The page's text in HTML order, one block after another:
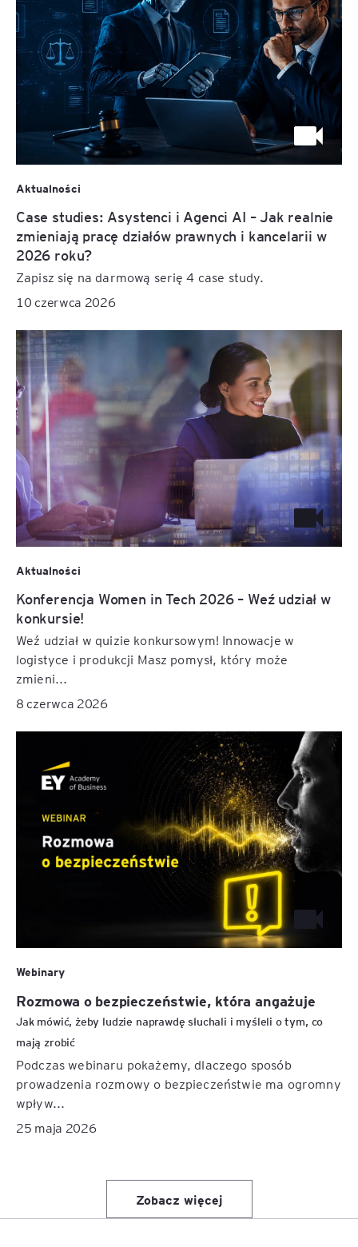
Aktualności
Case studies: Asystenci i Agenci AI – Jak realnie
zmieniają pracę działów prawnych i kancelarii w
2026 roku?
Zapisz się na darmową serię 4 case study.
10 czerwca 2026
Aktualności
Konferencja Women in Tech 2026 – Weź udział w
konkursie!
Weź udział w quizie konkursowym! Innowacje w
logistyce i produkcji Masz pomysł, który może
zmieni...
8 czerwca 2026
Webinary
Rozmowa o bezpieczeństwie, która angażuje
Jak mówić, żeby ludzie naprawdę słuchali i myśleli o tym, co
mają zrobić
Podczas webinaru pokażemy, dlaczego sposób
prowadzenia rozmowy o bezpieczeństwie ma ogromny
wpływ...
25 maja 2026
Zobacz więcej